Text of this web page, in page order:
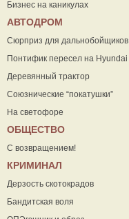
Бизнес на каникулах
АВТОДРОМ
Сюрприз для дальнобойщиков
Понтифик пересел на Hyundai
Деревянный трактор
Союзнические “покатушки”
На светофоре
ОБЩЕСТВО
С возвращением!
КРИМИНАЛ
Дерзость скотокрадов
Бандитская воля